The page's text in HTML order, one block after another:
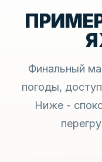
Финальный
погоды,
Ниже -